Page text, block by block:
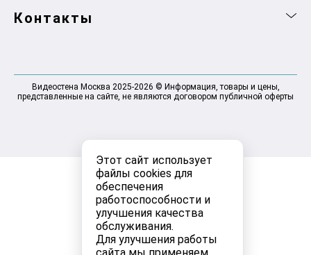
Этот сайт использует
файлы cookies для
обеспечения
работоспособности и
улучшения качества
обслуживания.
Для улучшения работы
Контакты
Видеостена Москва 2025-2026 © Информация, товары и цены,
представленные на сайте, не являются договором публичной оферты